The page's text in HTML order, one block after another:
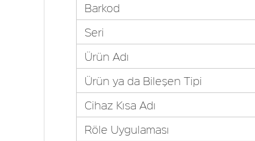
Barkod
Seri
Ürün Adı
Ürün ya da Bileşen Tipi
Cihaz Kısa Adı
Röle Uygulaması